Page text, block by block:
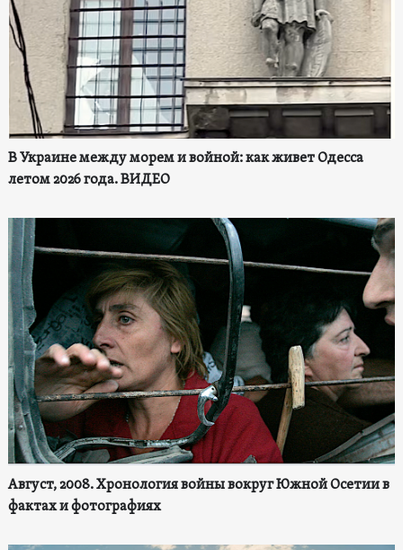
В Украине между морем и войной: как живет Одесса
летом 2026 года. ВИДЕО
Август, 2008. Хронология войны вокруг Южной Осетии в
фактах и фотографиях